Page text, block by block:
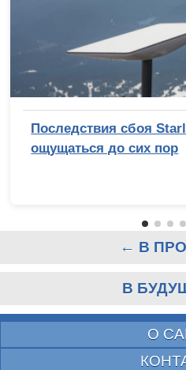
Последствия сбоя
ощущаться до сих пор
← В
В
О